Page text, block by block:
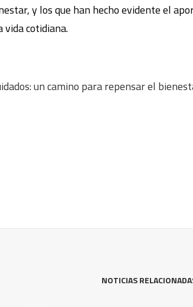
y los que han hecho evidente el
cotidiana.
un camino para repensar el
NOTICIAS